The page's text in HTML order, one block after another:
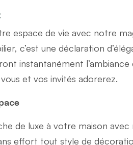
espace de vie avec notre
c’est une déclaration
instantanément
et vos invités adorerez.
de luxe à votre maison
effort tout style de